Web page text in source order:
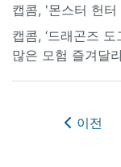
캡콤, '몬스터 헌
캡콤, ‘드래곤즈
많은 모험 즐겨달
이전